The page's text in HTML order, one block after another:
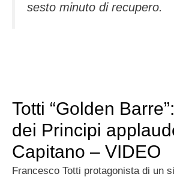
sesto minuto di recupero.
Totti “Golden
dei Principi
Capitano – VIDEO
Francesco Totti protagonista di un